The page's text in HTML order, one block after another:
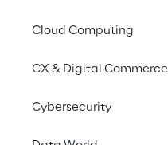
Cloud Computing
CX & Digital Commerce
Cybersecurity
Reply
Explorez les
avoir un aperçu de